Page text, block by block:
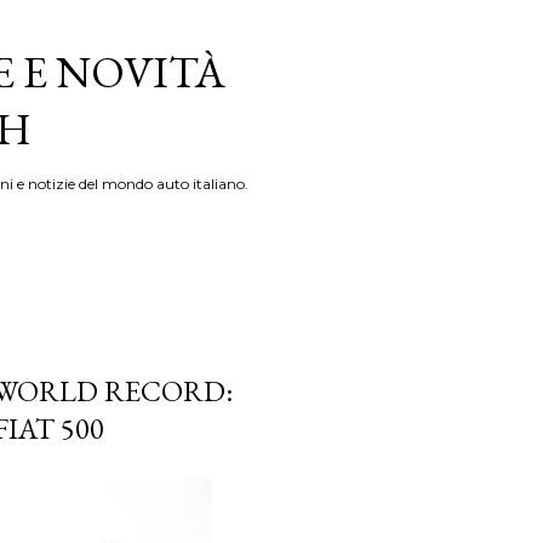
E NOVITÀ
e notizie del mondo auto italiano.
RECORD:
500